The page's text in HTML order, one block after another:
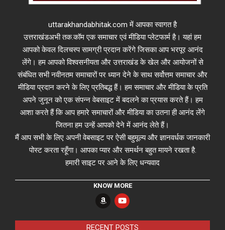
uttarakhandabhitak.com में आपका स्वागत है
उत्तराखंडअभी तक.कॉम एक समाचार एवं मीडिया प्लेटफार्म है। यहां हम
आपको केवल दिलचस्प सामग्री प्रदान करेंगे जिसका आप भरपूर आनंद
लेंगे। हम आपको विश्वसनीयता और उत्तराखंड के खेल और आयोजनों से
संबंधित सभी नवीनतम समाचारों पर ध्यान देने के साथ सर्वोत्तम समाचार और
मीडिया प्रदान करने के लिए प्रतिबद्ध हैं। हम समाचार और मीडिया के प्रति
अपने जुनून को एक संपन्न वेबसाइट में बदलने का प्रयास करते हैं। हम
आशा करते हैं कि आप हमारे समाचारों और मीडिया का उतना ही आनंद लेंगे
जितना हम उन्हें आपको देने में आनंद लेते हैं।
मैं आप सभी के लिए अपनी वेबसाइट पर ऐसी बहुमूल्य और ज्ञानवर्धक जानकारी
पोस्ट करता रहूँगा। आपका प्यार और समर्थन बहुत मायने रखता है.
हमारी साइट पर आने के लिए धन्यवाद
KNOW MORE
RECENT POSTS